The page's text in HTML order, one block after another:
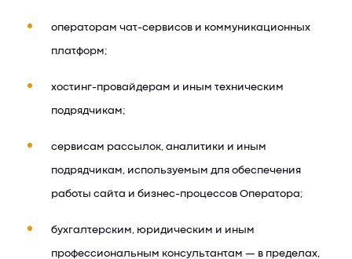
операторам чат-сервисов и коммуникационных
платформ;
хостинг-провайдерам и иным техническим
подрядчикам;
сервисам рассылок, аналитики и иным
подрядчикам, используемым для обеспечения
работы сайта и бизнес-процессов Оператора;
бухгалтерским, юридическим и иным
профессиональным консультантам — в пределах,